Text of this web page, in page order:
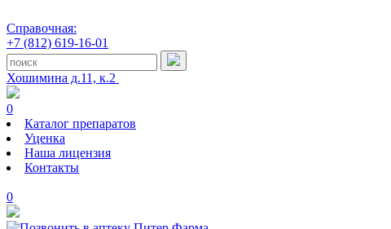
Справочная:
+7 (812) 619-16-01
Хошимина д.11, к.2
0
Каталог препаратов
Уценка
Наша лицензия
Контакты
0